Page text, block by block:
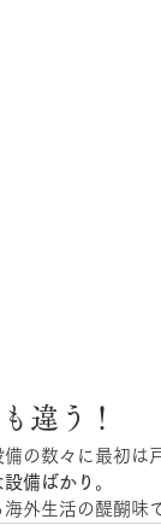
違う！
の数々に最初は
備ばかり 。
外生活の醍醐味